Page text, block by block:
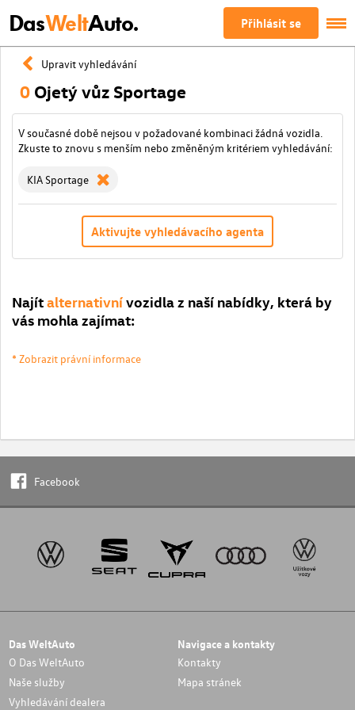
DasWeltAuto. Přihlásit se
Upravit vyhledávání
0 Ojetý vůz Sportage
V současné době nejsou v požadované kombinaci žádná vozidla.
Zkuste to znovu s menším nebo změněným kritériem vyhledávání:
KIA Sportage
Aktivujte vyhledávacího agenta
Najítalternativnívozidla z naší nabídky, která by
vás mohla zajímat:
* Zobrazit právní informace
Facebook
Das WeltAuto
O Das WeltAuto
Naše služby
Vyhledávání dealera
Navigace a kontakty
Kontakty
Mapa stránek